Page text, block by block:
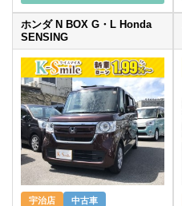
ホンダ N BOX G・L Honda
SENSING
宇治店 中古車